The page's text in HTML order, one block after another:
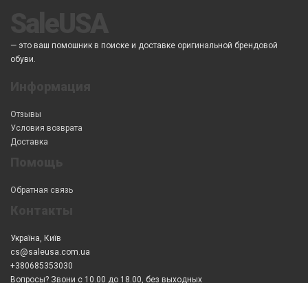
— это ваш помошник в поиске и доставке оригинальной брендовой
обуви.
Отзывы
Условия возврата
Доставка
Обратная связь
Україна, Київ
cs@saleusa.com.ua
+380685353030
Вопросы? Звони с 10.00 до 18.00, без выходных